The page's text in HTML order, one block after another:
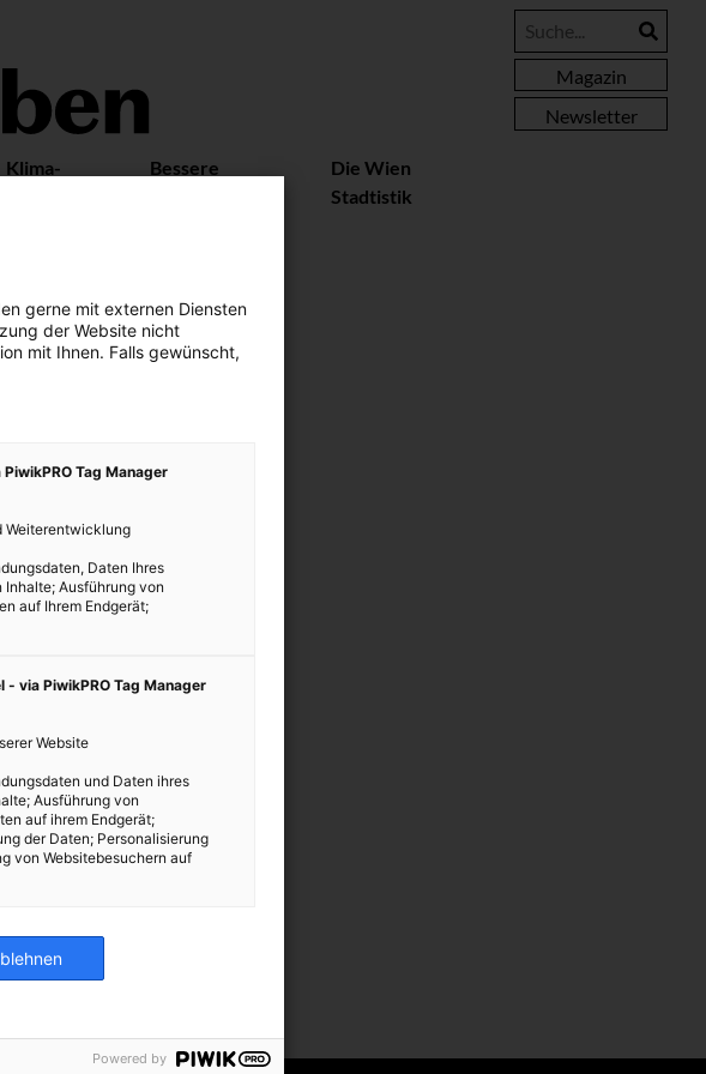
Magazin
Newsletter
Klima-
Bessere
Die Wien
Stadtistik
gerne mit externen Diensten
der Website nicht
mit Ihnen. Falls gewünscht,
Tag Manager
Weiterentwicklung
Daten Ihres
Ausführung von
auf Ihrem Endgerät;
via PiwikPRO Tag Manager
Website
und Daten ihres
Ausführung von
auf ihrem Endgerät;
der Daten; Personalisierung
von Websitebesuchern auf
Powered by